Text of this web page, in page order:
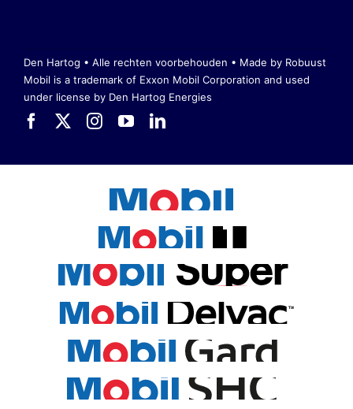
Den Hartog • Alle rechten voorbehouden • Made by Robuust
Mobil is a trademark of Exxon Mobil Corporation and used
under license by Den Hartog Energies